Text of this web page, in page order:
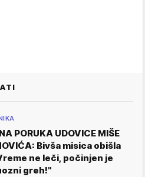
PORUKA UDOVICE MIŠE
Bivša misica obišla
ne leči, počinjen je
greh!"